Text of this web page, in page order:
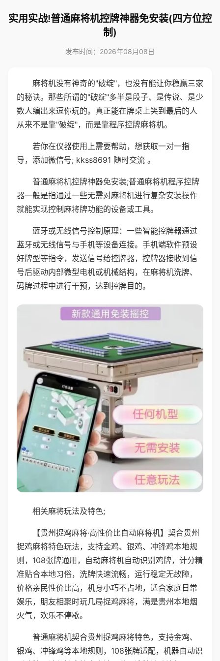
实用实战!普通麻将机控牌神器免安装(四方位控
制)
发布时间：2026年08月08日
麻将机没有神奇的"破绽"，也没有能让你稳赢三家
的秘诀。那些所谓的"破绽"多半是段子、是传说、是少
数人编出来逗你玩的。真正能在牌桌上笑到最后的人
从来不是靠"破绽"，而是靠程序控牌麻将机。
若你在仪器使用上需要帮助，想获取一对一指
导，添加微信号; kkss8691 随时交流 。
普通麻将机控牌神器免安装;普通麻将机程序控牌
器一般是指通过一些无需对麻将机进行复杂安装操作
就能实现控制麻将牌功能的设备或工具。
蓝牙或无线信号控制原理：一些智能控牌器通过
蓝牙或无线信号与手机等设备连接。手机端软件预设
好牌型等指令，发送信号给控牌器，控牌器接收到信
号后驱动内部微型电机或机械结构，在麻将机洗牌、
码牌过程中进行干预，达到控牌目的。
相关麻将玩法及特色;
【贵州捉鸡麻将·高性价比自动麻将机】契合贵州
捉鸡麻将特色玩法，支持金鸡、银鸡、冲锋鸡本地规
则，108张牌通用，自动麻将机自动识别鸡牌，计分精
准贴合本地习俗，洗牌快速流畅，运行稳定无故障，
价格亲民性价比高，机身小巧不占地，适合家庭日常
娱乐，朋友相聚时玩几局捉鸡麻将，满是贵州本地烟
火气，欢乐不停歇。
普通麻将机契合贵州捉鸡麻将特色，支持金鸡、
银鸡、冲锋鸡等本地规则，108张牌适配，机器自动识